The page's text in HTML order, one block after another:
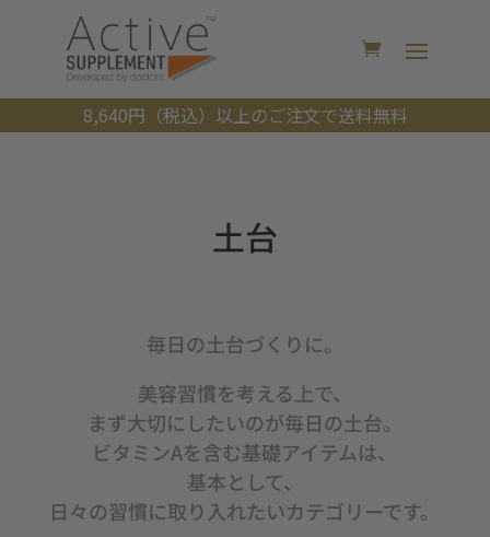
8,640円（税込）以上のご注文で送料無料
土台
毎日の土台づくりに。
美容習慣を考える上で、
まず大切にしたいのが毎日の土台。
ビタミンAを含む基礎アイテムは、
基本として、
日々の習慣に取り入れたいカテゴリーです。